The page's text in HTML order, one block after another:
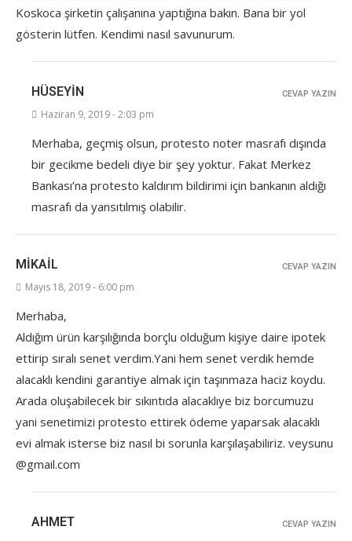
Koskoca şirketin çalışanına yaptığına bakın. Bana bir yol
gösterin lütfen. Kendimi nasıl savunurum.
HÜSEYIN
Haziran 9, 2019 - 2:03 pm
Merhaba, geçmiş olsun, protesto noter masrafı dışında
bir gecikme bedeli diye bir şey yoktur. Fakat Merkez
Bankası’na protesto kaldırım bildirimi için bankanın aldığı
masrafı da yansıtılmış olabilir.
CEVAP YAZIN
MIKAIL
Mayıs 18, 2019 - 6:00 pm
Merhaba,
Aldığım ürün karşılığında borçlu olduğum kişiye daire ipotek
ettirip sıralı senet verdim.Yani hem senet verdik hemde
alacaklı kendini garantiye almak için taşınmaza haciz koydu.
Arada oluşabilecek bir sıkıntıda alacaklıye biz borcumuzu
yani senetimizi protesto ettirek ödeme yaparsak alacaklı
evi almak isterse biz nasıl bi sorunla karşılaşabiliriz. veysunu
@gmail.com
CEVAP YAZIN
AHMET CEVAP YAZIN